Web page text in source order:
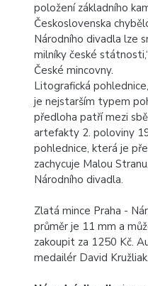
položení základního
Československa
Národního divadla lze
milníky české
České mincovny.
Litografická
je nejstarším typem
předloha patří mezi
artefakty 2. poloviny
pohlednice, která je
zachycuje Malou
Národního divadla.
Zlatá mince Praha -
průměr je 11 mm a
zakoupit za 1250 Kč.
medailér David Kružliak.